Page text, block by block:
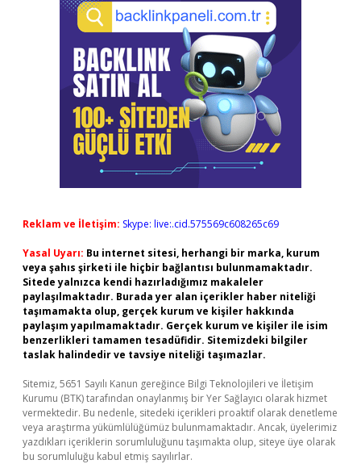
Reklam ve İletişim: Skype: live:.cid.575569c608265c69
Yasal Uyarı: Bu internet sitesi, herhangi bir marka, kurum
veya şahıs şirketi ile hiçbir bağlantısı bulunmamaktadır.
Sitede yalnızca kendi hazırladığımız makaleler
paylaşılmaktadır. Burada yer alan içerikler haber niteliği
taşımamakta olup, gerçek kurum ve kişiler hakkında
paylaşım yapılmamaktadır. Gerçek kurum ve kişiler ile isim
benzerlikleri tamamen tesadüfidir. Sitemizdeki bilgiler
taslak halindedir ve tavsiye niteliği taşımazlar.
Sitemiz, 5651 Sayılı Kanun gereğince Bilgi Teknolojileri ve İletişim
Kurumu (BTK) tarafından onaylanmış bir Yer Sağlayıcı olarak hizmet
vermektedir. Bu nedenle, sitedeki içerikleri proaktif olarak denetleme
veya araştırma yükümlülüğümüz bulunmamaktadır. Ancak, üyelerimiz
yazdıkları içeriklerin sorumluluğunu taşımakta olup, siteye üye olarak
bu sorumluluğu kabul etmiş sayılırlar.